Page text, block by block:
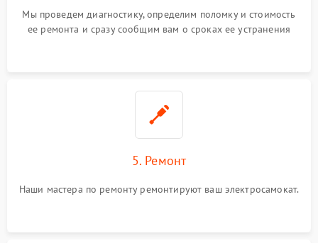
Мы проведем диагностику, определим поломку и стоимость
ее ремонта и сразу сообщим вам о сроках ее устранения
5. Ремонт
Наши мастера по ремонту ремонтируют ваш электросамокат.